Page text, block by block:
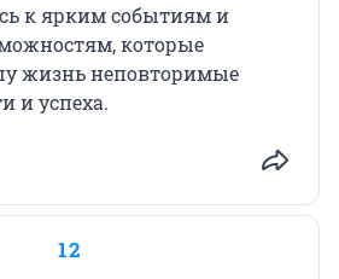
к ярким событиям и
которые
жизнь неповторимые
и успеха.
12